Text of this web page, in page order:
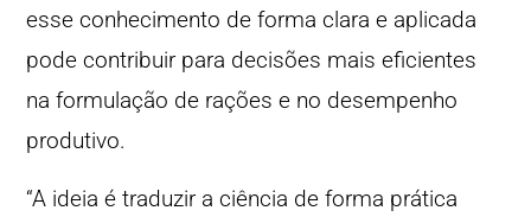
esse conhecimento de forma clara e aplicada
pode contribuir para decisões mais eficientes
na formulação de rações e no desempenho
produtivo.
“A ideia é traduzir a ciência de forma prática